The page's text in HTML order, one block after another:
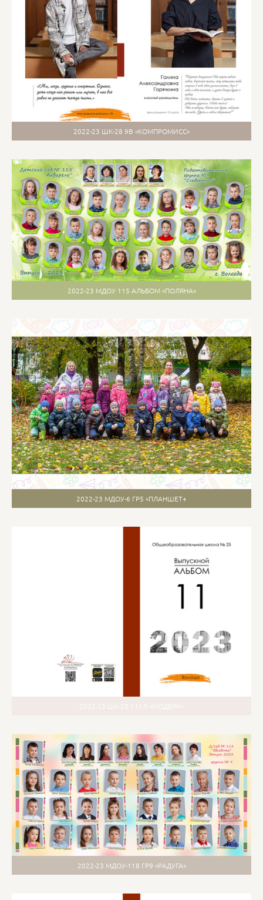
2022-23 ШК-28 9В «КОМПРОМИСС»
2022-23 МДОУ 115 АЛЬБОМ «ПОЛЯНА»
2022-23 МДОУ-6 ГР5 «ПЛАНШЕТ+
2022-23 ШК-25 11КЛ «МОДЕРН»
2022-23 МДОУ-118 ГР9 «РАДУГА»